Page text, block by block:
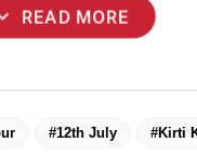
READ MORE
#12th July #Kirti